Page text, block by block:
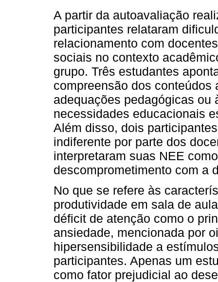
A partir da autoavaliação
participantes relataram
relacionamento com
sociais no contexto
grupo. Três estudantes
compreensão dos
adequações pedagógicas ou
necessidades educacionais
Além disso, dois
indiferente por parte dos
interpretaram suas NEE
descomprometimento com a
No que se refere às
produtividade em sala de
déficit de atenção como o
ansiedade, mencionada por
hipersensibilidade a
participantes. Apenas um
como fator prejudicial ao